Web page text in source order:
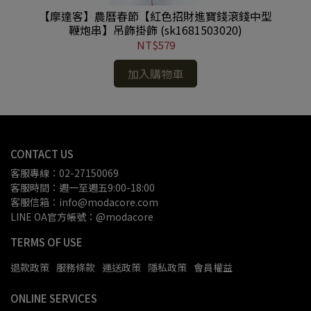
【摩達客】農曆春節【紅色招財進寶錢滾錢中型
鞭炮串】吊飾掛飾 (sk1681503020)
NT$579
加入購物車
CONTACT US
客服專線：02-27150069
客服時間：週一至週五9:00-18:00
客服信箱：info@modacore.com
LINE OA官方帳號：@modacore
TERMS OF USE
退款政策 服務條款 運送政策 隱私政策 會員權益
ONLINE SERVICES